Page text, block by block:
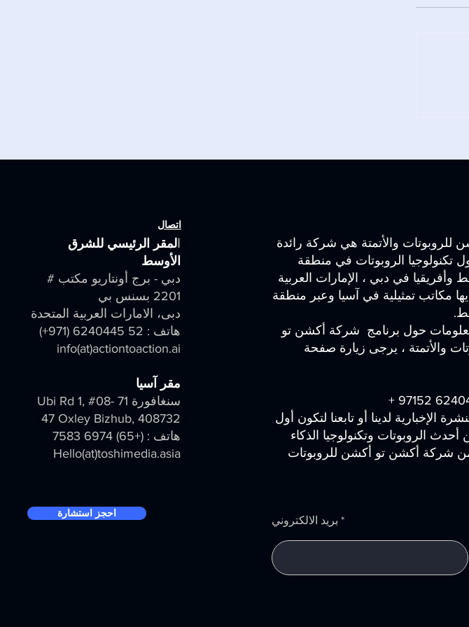
اتصال
لمقر الرئيسي للشرق
الأوسط
دبي - برج أونتاريو مكتب #
2201 بسنس بي
دبى، الامارات العربية المتحدة
هاتف : 52 6240445 (971+)
info(at)actiontoaction.ai
مقر آسيا
سنغافورة 71 Ubi Rd 1, #08-
47 Oxley Bizhub, 408732
هاتف : (+65) 6974 7583
Hello(at)toshimedia.asia
احجز استشارة
للروبوتات والأتمتة هي شركة رائدة
تكنولوجيا الروبوتات في منطقة
وأفريقيا في دبي ، الإمارات العربية
مكاتب تمثيلية في آسيا وعبر منطقة
حول برنامج شركة أكشن تو
والأتمتة ، يرجى زيارة صفحة
الإخبارية لدينا أو تابعنا لتكون أول
الروبوتات وتكنولوجيا الذكاء
شركة أكشن تو أكشن للروبوتات
بريد الالكتروني